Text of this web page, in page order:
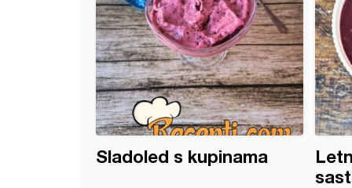
Sladoled s kupinama